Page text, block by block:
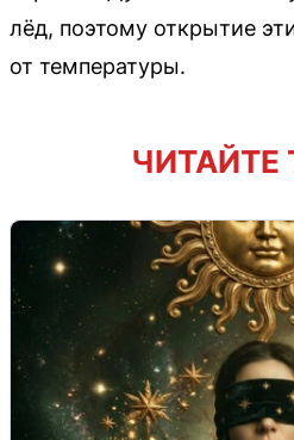
лёд, поэтому открытие
от температуры.
ЧИТАЙТЕ